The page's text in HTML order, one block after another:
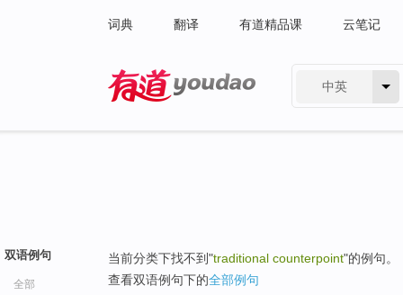
词典 翻译 有道精品课 云笔记
中英
双语例句
全部
当前分类下找不到"traditional counterpoint"的例句。
查看双语例句下的全部例句